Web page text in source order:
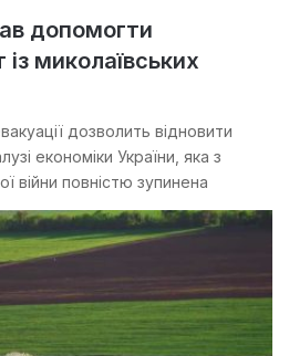
допомогти
миколаївських
дозволить відновити
економіки України, яка з
війни повністю зупинена